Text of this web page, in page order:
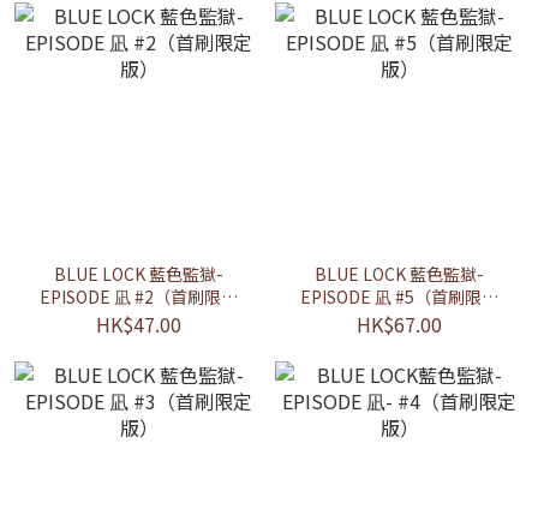
BLUE LOCK 藍色監獄-
EPISODE 凪 #2（首刷限定
版）
HK$47.00
BLUE LOCK 藍色監獄-
EPISODE 凪 #5（首刷限定
版）
HK$67.00